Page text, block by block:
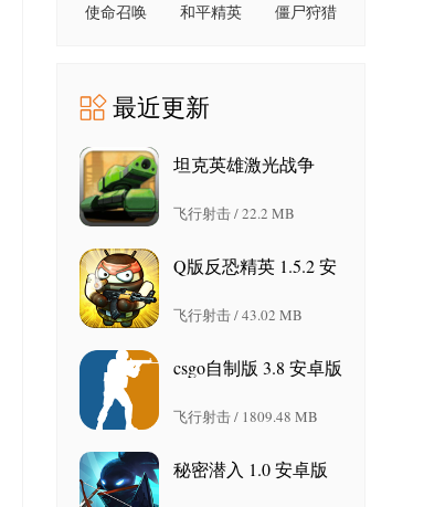
使命召唤
和平精英
僵尸狩猎
最近更新
坦克英雄激光战争
飞行射击 / 22.2 MB
Q版反恐精英 1.5.2 安
飞行射击 / 43.02 MB
csgo自制版 3.8 安卓版
飞行射击 / 1809.48 MB
秘密潜入 1.0 安卓版